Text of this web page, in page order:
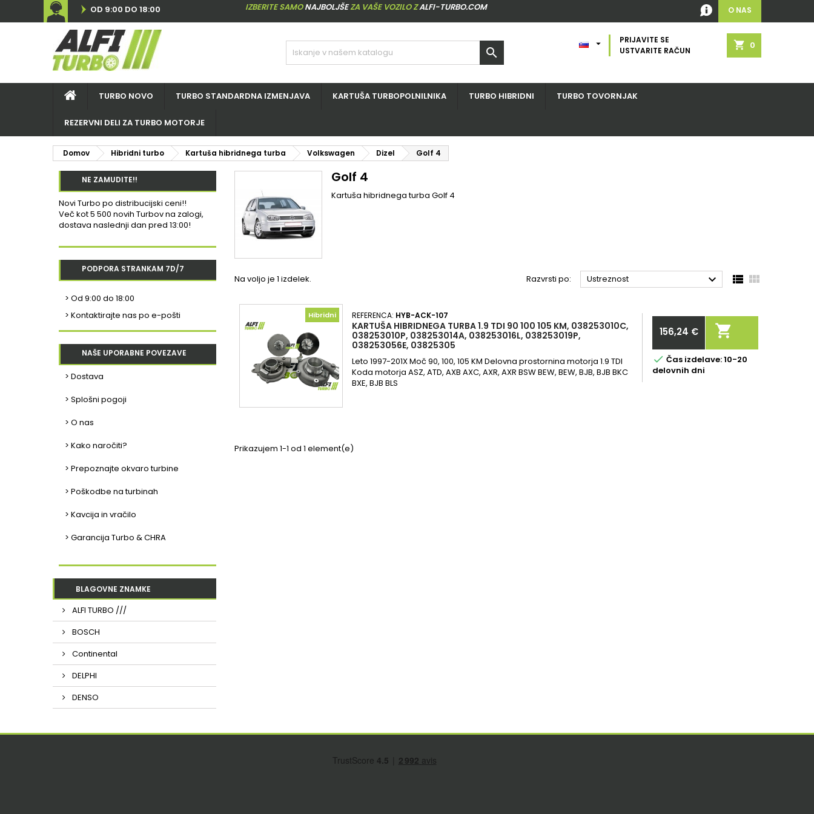
OD 9:00 DO 18:00 IZBERITE SAMONAJBOLJŠEZA VAŠE VOZILO ZALFI-TURBO.COM O NAS
shopping_cart 0
PRIJAVITE SE
USTVARITE RAČUN


TURBO NOVO TURBO STANDARDNA IZMENJAVA KARTUŠA TURBOPOLNILNIKA TURBO HIBRIDNI TURBO TOVORNJAK
REZERVNI DELI ZA TURBO MOTORJE
Domov Hibridni turbo Kartuša hibridnega turba Volkswagen Dizel Golf 4
NE ZAMUDITE!!
Novi Turbo po distribucijski ceni!!
Več kot 5 500 novih Turbov na zalogi,
dostava naslednji dan pred 13:00!
PODPORA STRANKAM 7D/7
> Od 9:00 do 18:00
> Kontaktirajte nas po e-pošti
NAŠE UPORABNE POVEZAVE
> Dostava
> Splošni pogoji
> O nas
> Kako naročiti?
> Prepoznajte okvaro turbine
> Poškodbe na turbinah
> Kavcija in vračilo
> Garancija Turbo & CHRA
BLAGOVNE ZNAMKE
ALFI TURBO ///
BOSCH
Continental
DELPHI
DENSO
Golf 4
Kartuša hibridnega turba Golf 4
Na voljo je 1 izdelek. Razvrsti po: Ustreznost   
Hibridni REFERENCA: HYB-ACK-107
KARTUŠA HIBRIDNEGA TURBA 1.9 TDI 90 100 105 KM, 038253010C,
038253010P, 038253014A, 038253016L, 038253019P,
038253056E, 03825305
Leto 1997-201X Moč 90, 100, 105 KM Delovna prostornina motorja 1.9 TDI
Koda motorja ASZ, ATD, AXB AXC, AXR, AXR BSW BEW, BEW, BJB, BJB BKC
BXE, BJB BLS
Cena
156,24 € 
 Čas izdelave: 10-20
delovnih dni
Prikazujem 1-1 od 1 element(e)